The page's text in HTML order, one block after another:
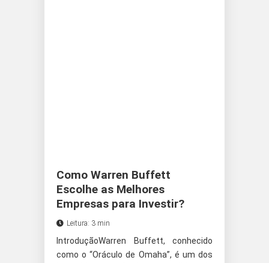
Como Warren Buffett
Escolhe as Melhores
Empresas para Investir?
Leitura: 3 min
IntroduçãoWarren Buffett, conhecido
como o “Oráculo de Omaha”, é um dos